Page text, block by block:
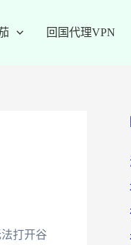
回国代理VPN
打开谷